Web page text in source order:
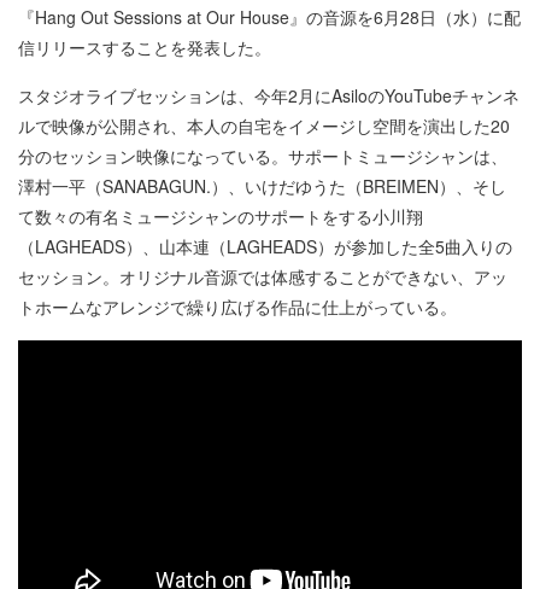
『Hang Out Sessions at Our House』の音源を6月28日（水）に配
信リリースすることを発表した。
スタジオライブセッションは、今年2月にAsiloのYouTubeチャンネ
ルで映像が公開され、本人の自宅をイメージし空間を演出した20
分のセッション映像になっている。サポートミュージシャンは、
澤村一平（SANABAGUN.）、いけだゆうた（BREIMEN）、そし
て数々の有名ミュージシャンのサポートをする小川翔
（LAGHEADS）、山本連（LAGHEADS）が参加した全5曲入りの
セッション。オリジナル音源では体感することができない、アッ
トホームなアレンジで繰り広げる作品に仕上がっている。